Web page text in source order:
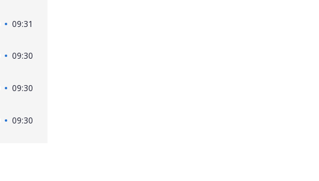
09:31
09:30
09:30
09:30